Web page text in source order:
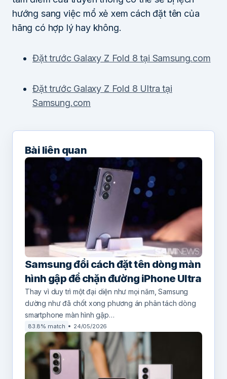
hướng sang việc mổ xẻ xem cách đặt tên của
hãng có hợp lý hay không.
Bài liên quan
Samsung đổi cách đặt tên dòng màn
hình gập để chặn đường iPhone Ultra
Thay vì duy trì một đại diện như mọi năm, Samsung
dường như đã chốt xong phương án phân tách dòng
smartphone màn hình gập…
83.8% match 24/05/2026
Đặt trước Galaxy Z Fold 8 tại Samsung.com
Đặt trước Galaxy Z Fold 8 Ultra tại
Samsung.com